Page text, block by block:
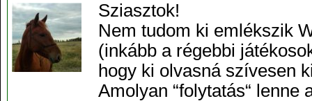
Sziasztok!
Nem tudom ki emlékszik
(inkább a régebbi
hogy ki olvasná szívesen
Amolyan “folytatás“ lenne